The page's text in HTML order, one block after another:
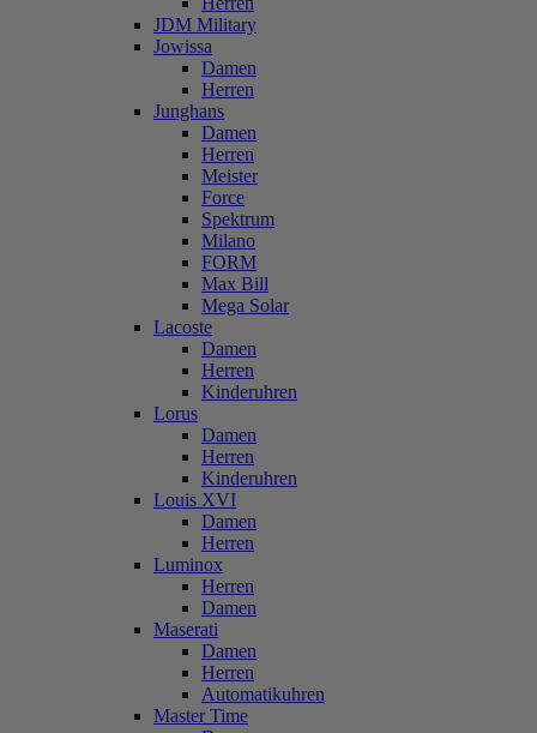
JDM Military
Jowissa
Damen
Herren
Junghans
Damen
Herren
Meister
Force
Spektrum
Milano
FORM
Max Bill
Mega Solar
Lacoste
Damen
Herren
Kinderuhren
Lorus
Damen
Herren
Kinderuhren
Louis XVI
Damen
Herren
Luminox
Herren
Damen
Maserati
Damen
Herren
Automatikuhren
Master Time